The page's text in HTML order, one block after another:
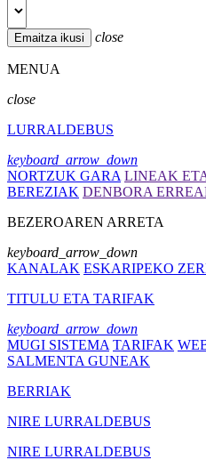
close
MENUA
close
LURRALDEBUS
keyboard_arrow_down
NORTZUK GARA LINEAK
BEREZIAK DENBORA
BEZEROAREN ARRETA
keyboard_arrow_down
KANALAK ESKARIPEKO
TITULU ETA TARIFAK
keyboard_arrow_down
MUGI SISTEMA TARIFAK
SALMENTA GUNEAK
BERRIAK
NIRE LURRALDEBUS
NIRE LURRALDEBUS